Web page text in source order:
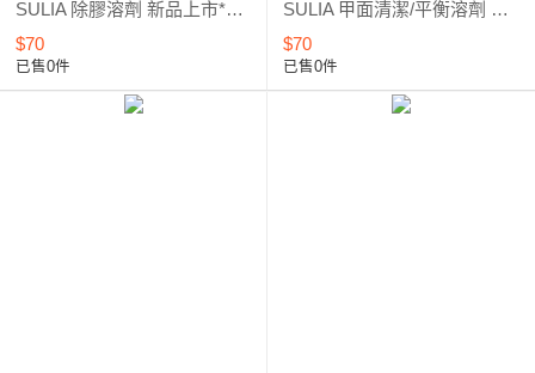
SULIA 除膠溶劑 新品上市*優惠5折起
$70
已售0件
SULIA 甲面清潔/平衡溶劑 新品上市*優惠5折起
$70
已售0件